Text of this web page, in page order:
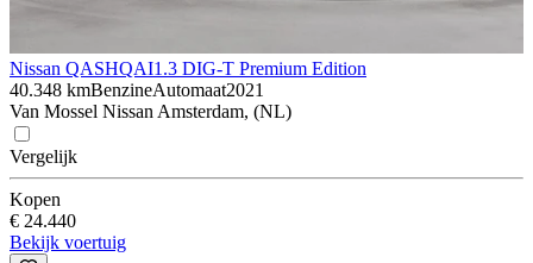
Nissan QASHQAI1.3 DIG-T Premium Edition
40.348 kmBenzineAutomaat2021
Van Mossel Nissan Amsterdam, (NL)
Vergelijk
Kopen
€ 24.440
Bekijk voertuig